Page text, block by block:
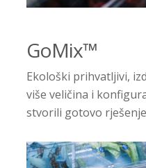
GoMix™
Ekološki prihvatljivi,
više veličina i
stvorili gotovo